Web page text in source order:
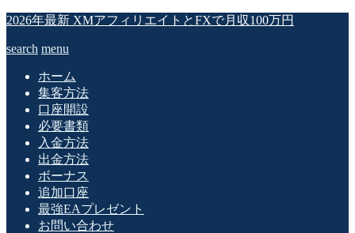
2026年最新 XMアフィリエイトとFXで月収100万円
search menu
ホーム
集客方法
口座開設
必要書類
入金方法
出金方法
ボーナス
追加口座
最強EAプレゼント
お問い合わせ